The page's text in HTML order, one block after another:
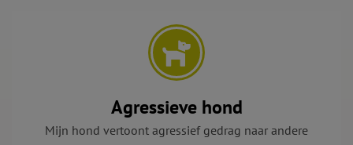
Agressieve hond
Mijn hond vertoont agressief gedrag naar andere